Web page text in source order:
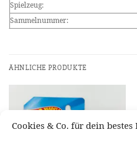
Cookies & Co. für dein
Spielzeug:
Sammelnummer:
ÄHNLICHE PRODUKTE